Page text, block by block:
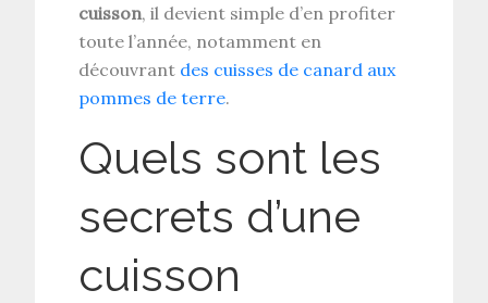
cuisson, il devient simple d’en profiter
toute l’année, notamment en
découvrant des cuisses de canard aux
pommes de terre.
Quels sont les
secrets d’une
cuisson